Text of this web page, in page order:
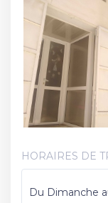
HORAIRES DE
Du Dimanche